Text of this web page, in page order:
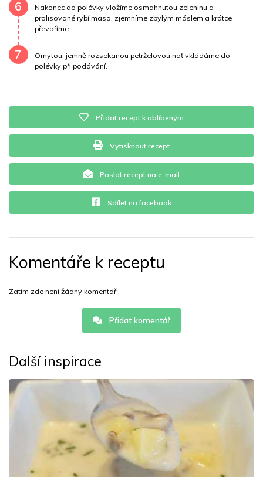
6
Nakonec do polévky vložíme osmahnutou zeleninu a
prolisované rybí maso, zjemníme zbylým máslem a krátce
převaříme.
7
Omytou, jemně rozsekanou petrželovou nať vkládáme do
polévky při podávání.
Přidat recept k oblíbeným
Vytisknout recept
Poslat recept na e-mail
Sdílet na facebook
Komentáře k receptu
Zatím zde není žádný komentář
Přidat komentář
Další inspirace